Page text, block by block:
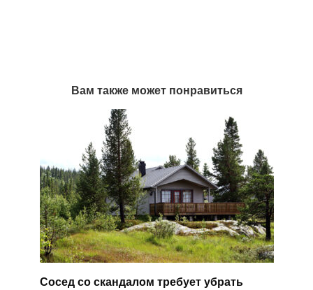
Вам также может понравиться
Сосед со скандалом требует убрать